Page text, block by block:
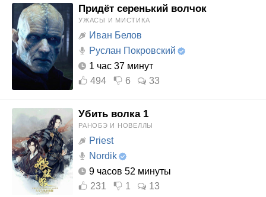
Придёт серенький волчок
УЖАСЫ И МИСТИКА
Иван Белов
Руслан Покровский
1 час 37 минут
494
6 33
Убить волка 1
РАНОБЭ И НОВЕЛЛЫ
Priest
Nordik
9 часов 52 минуты
231
1 13